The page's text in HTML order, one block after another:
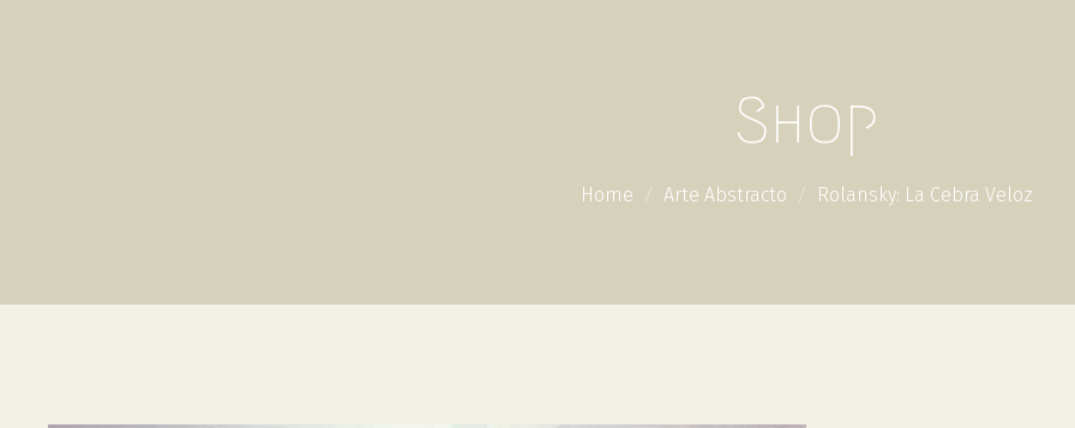
Shop
Home Arte Abstracto Rolansky: La Cebra Veloz